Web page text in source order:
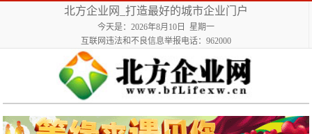
北方企业网_打造最好的城市企业门户
今天是：2026年8月10日 星期一
互联网违法和不良信息举报电话：962000